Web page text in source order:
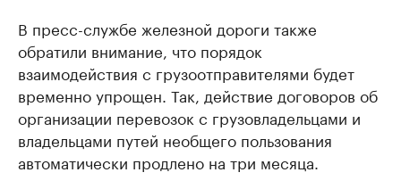
В пресс-службе железной дороги также
обратили внимание, что порядок
взаимодействия с грузоотправителями будет
временно упрощен. Так, действие договоров об
организации перевозок с грузовладельцами и
владельцами путей необщего пользования
автоматически продлено на три месяца.